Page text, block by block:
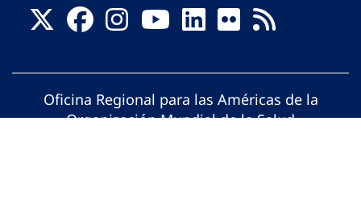
Oficina Regional para las Américas de la
Organización Mundial de la Salud